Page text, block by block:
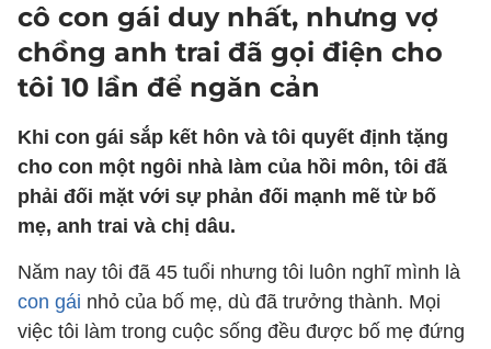
cô con gái duy nhất, nhưng vợ
chồng anh trai đã gọi điện cho
tôi 10 lần để ngăn cản
Khi con gái sắp kết hôn và tôi quyết định tặng
cho con một ngôi nhà làm của hồi môn, tôi đã
phải đối mặt với sự phản đối mạnh mẽ từ bố
mẹ, anh trai và chị dâu.
Năm nay tôi đã 45 tuổi nhưng tôi luôn nghĩ mình là
con gái nhỏ của bố mẹ, dù đã trưởng thành. Mọi
việc tôi làm trong cuộc sống đều được bố mẹ đứng